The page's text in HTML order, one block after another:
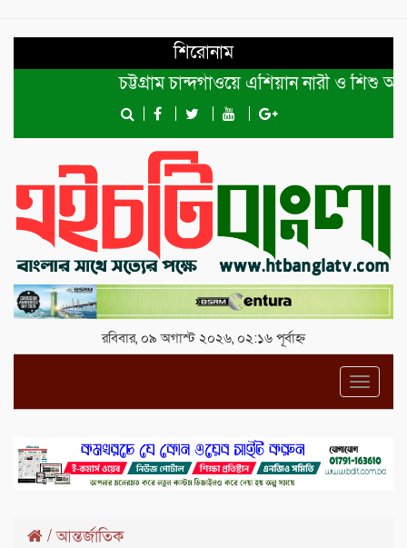
শিরোনাম
চট্টগ্রাম চান্দগাঁওয়ে এশিয়ান নারী ও শিশু
রবিবার, ০৯ অগাস্ট ২০২৬, ০২:১৬ পূর্বাহ্ন
/আন্তর্জাতিক